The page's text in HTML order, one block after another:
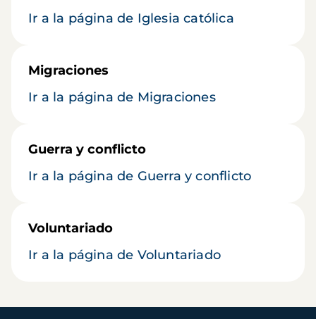
Ir a la página de Iglesia católica
Migraciones
Ir a la página de Migraciones
Guerra y conflicto
Ir a la página de Guerra y conflicto
Voluntariado
Ir a la página de Voluntariado